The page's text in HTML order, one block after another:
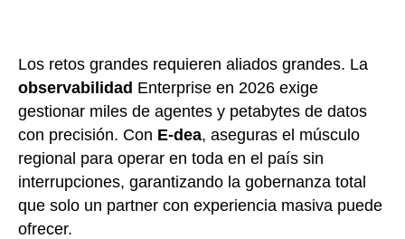
Los retos grandes requieren aliados grandes. La
observabilidad Enterprise en 2026 exige
gestionar miles de agentes y petabytes de datos
con precisión. Con E-dea, aseguras el músculo
regional para operar en toda en el país sin
interrupciones, garantizando la gobernanza total
que solo un partner con experiencia masiva puede
ofrecer.